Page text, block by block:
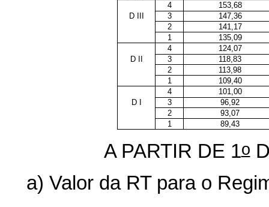
4
153,68
D III
3
147,36
2
141,17
1
135,09
4
124,07
D II
3
118,83
2
113,98
1
109,40
4
101,00
D I
3
96,92
2
93,07
1
89,43
A PARTIR DE 1o
a) Valor da RT para o